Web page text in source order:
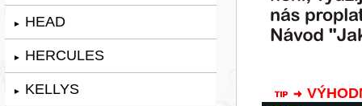
► HEAD
► HERCULES
► KELLYS